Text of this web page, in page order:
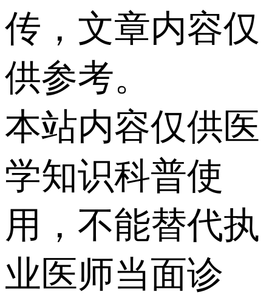
传，文章内容仅
供参考。
本站内容仅供医
学知识科普使
用，不能替代执
业医师当面诊